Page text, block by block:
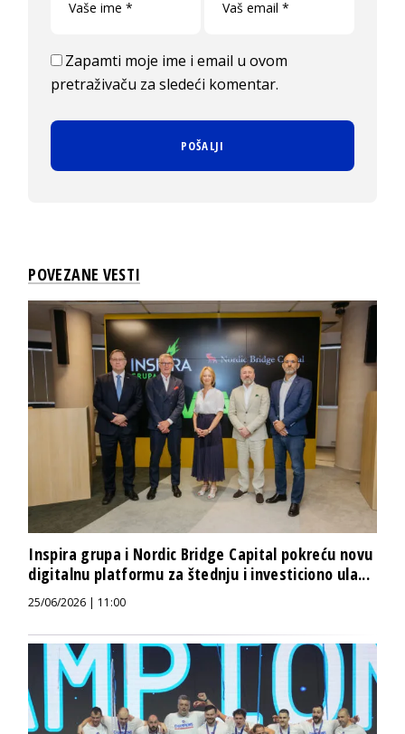
Zapamti moje ime i email u ovom
pretraživaču za sledeći komentar.
POVEZANE VESTI
Inspira grupa i Nordic Bridge Capital pokreću novu
digitalnu platformu za štednju i investiciono ula...
25/06/2026 | 11:00